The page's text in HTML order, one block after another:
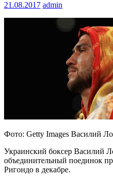
21.08.2017 admin
Фото: Getty Images Василий
Украинский боксер Василий
объединительный поединок
Ригондо в декабре.